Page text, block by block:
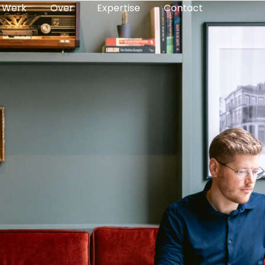
Werk Over Expertise Contact